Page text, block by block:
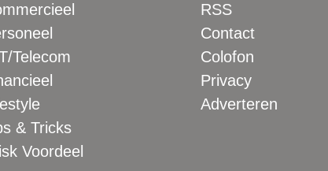
Telecom
& Tricks
Voordeel
RSS
Contact
Colofon
Privacy
Adverteren